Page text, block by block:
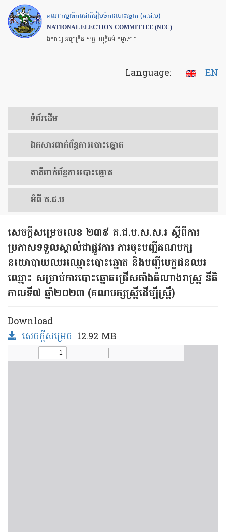
Skip
to
main
គណៈកម្មាធិការជាតិរៀបចំការបោះឆ្នោត (គ.ជ.ប)
NATIONAL ELECTION COMMITTEE (NEC)
ឯករាជ្យ អព្យាក្រឹត សច្ចៈ យុត្តិធម៌ តម្លាភាព
Language: EN
ទំព័រ​ដើម
ឯកសារ​ពាក់ព័ន្ធ​ការ​បោះឆ្នោត
​ភាគីពាក់ព័ន្ធ​​ការ​បោះឆ្នោត
អំពី គ.ជ.ប
សេចក្តីសម្រេចលេខ ២៣៩ គ.ជ.ប.ស.ស.រ ស្តីពីការ
ប្រកាសទទួលស្គាល់ជាផ្លូវការ ការចុះបញ្ជីគណបក្ស
នយោបាយឈរឈ្មោះបោះឆ្នោត និងបញ្ជីបេក្ខជនឈរ
ឈ្មោះ សម្រាប់ការបោះឆ្នោតជ្រើសតាំងតំណាងរាស្ត្រ នីតិ
កាលទី៧ ឆ្នាំ២០២៣ (គណបក្សស្ត្រីដើម្បីស្ត្រី)
Download
សេចក្តីសម្រេច 12.92 MB